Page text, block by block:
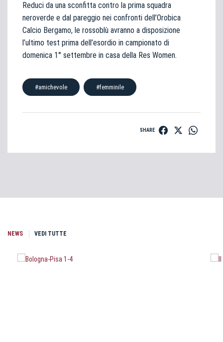
Reduci da una sconfitta contro la prima squadra
neroverde e dal pareggio nei confronti dell’Orobica
Calcio Bergamo, le rossoblù avranno a disposizione
l’ultimo test prima dell’esordio in campionato di
domenica 1° settembre in casa della Res Women.
#amichevole #femminile
SHARE
NEWS VEDI TUTTE